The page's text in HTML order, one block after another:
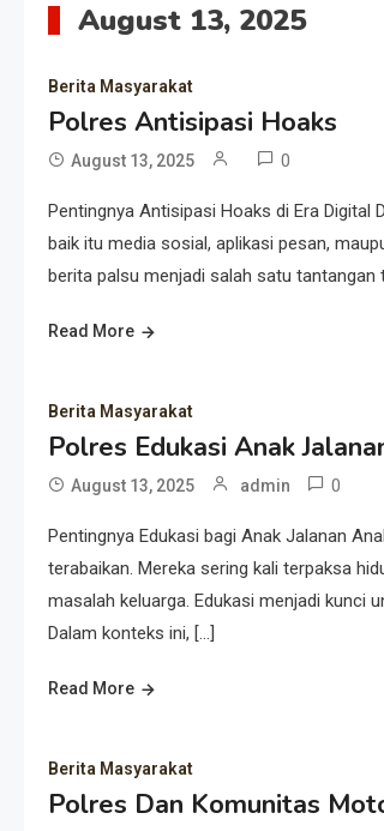
August 13, 2025
Berita Masyarakat
Polres Antisipasi Hoaks
August 13, 2025 0
Pentingnya Antisipasi Hoaks di Era
baik itu media sosial, aplikasi pesan,
berita palsu menjadi salah satu tantangan
Read More
Berita Masyarakat
Polres Edukasi Anak
August 13, 2025 admin 0
Pentingnya Edukasi bagi Anak Jalanan
terabaikan. Mereka sering kali terpaksa
masalah keluarga. Edukasi menjadi kunci
Dalam konteks ini, […]
Read More
Berita Masyarakat
Polres Dan Komunitas